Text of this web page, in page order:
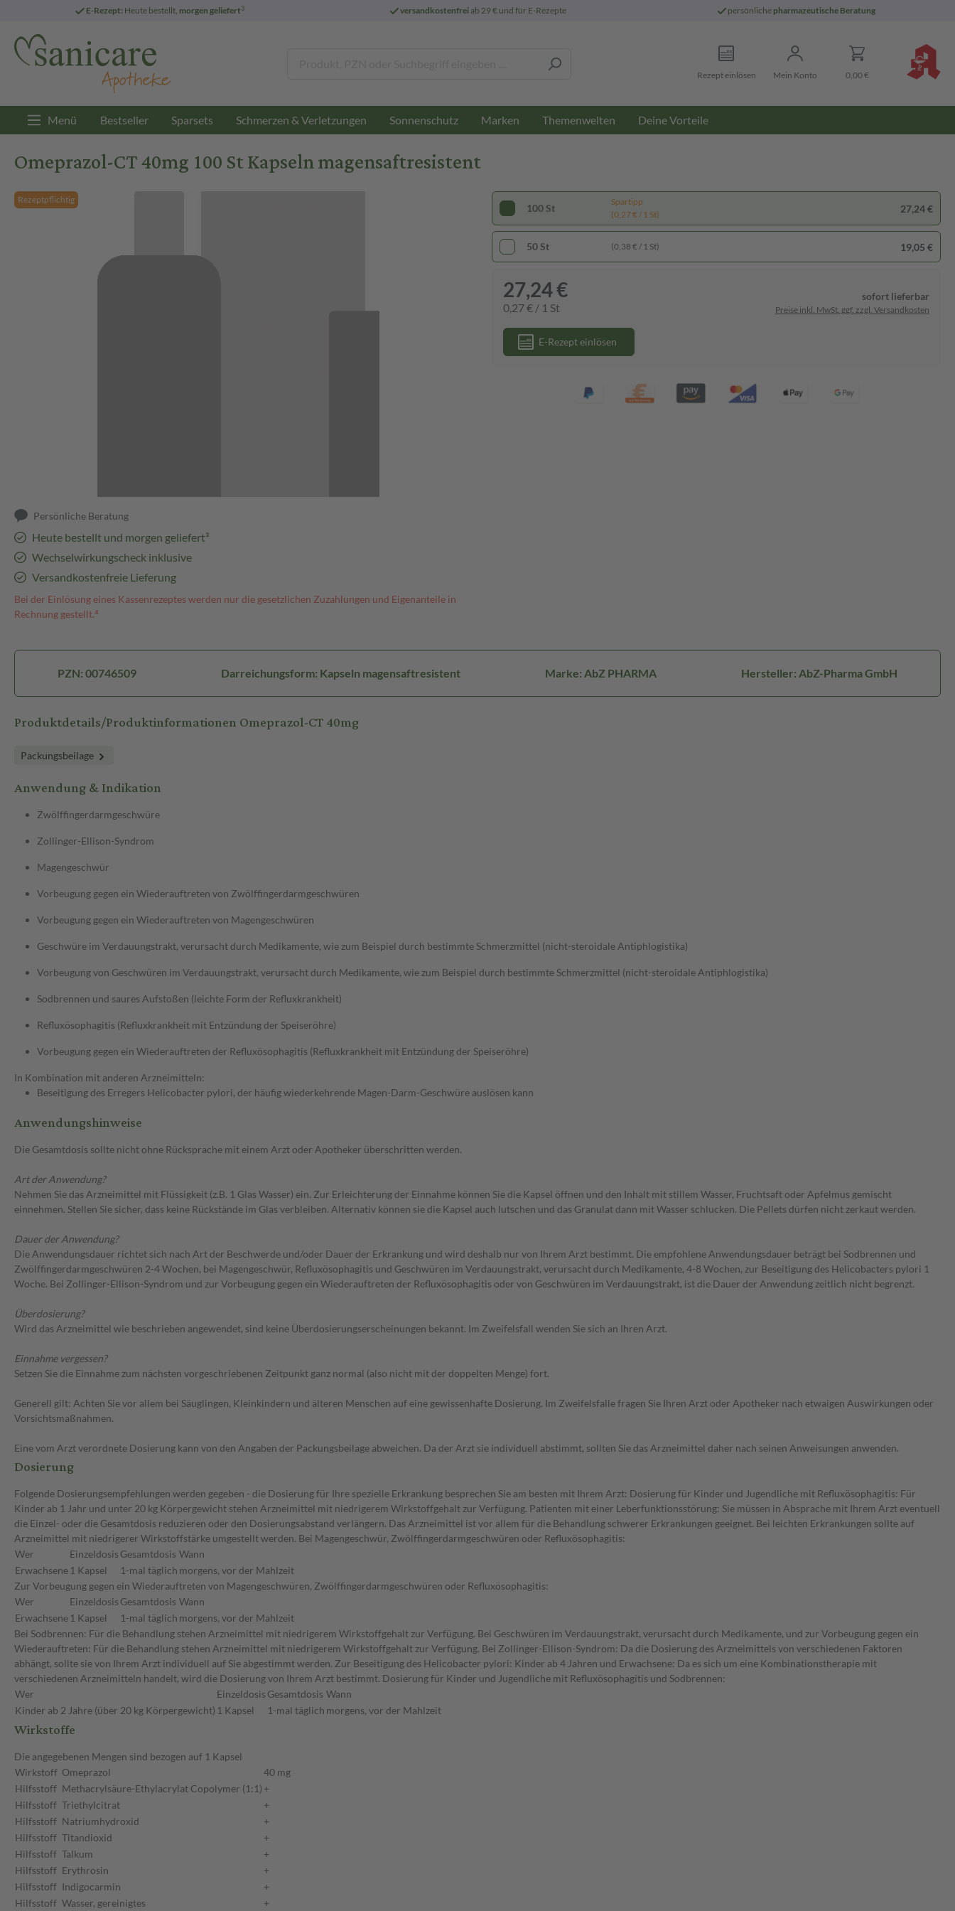
E-Rezept: Heute bestellt, morgen geliefert3 versandkostenfreiab 29 € und für E-Rezepte persönliche pharmazeutische Beratung
Rezept einlösen Mein Konto 0,00 €
Menü Bestseller Sparsets Schmerzen & Verletzungen Sonnenschutz Marken Themenwelten Deine Vorteile
Omeprazol-CT 40mg 100 St Kapseln magensaftresistent
Rezeptpflichtig
Persönliche Beratung
Heute bestellt und morgen geliefert³
Wechselwirkungscheck inklusive
Versandkostenfreie Lieferung
Bei der Einlösung eines Kassenrezeptes werden nur die gesetzlichen Zuzahlungen und Eigenanteile in
Rechnung gestellt.⁴
100 St
Spartipp
(0,27 € / 1 St)
27,24 €
50 St (0,38 € / 1 St) 19,05 €
27,24 €
0,27 € / 1 St
sofort lieferbar
Preise inkl. MwSt. ggf. zzgl. Versandkosten
E-Rezept einlösen
PZN: 00746509 Darreichungsform: Kapseln magensaftresistent Marke: AbZ PHARMA Hersteller: AbZ-Pharma GmbH
Produktdetails/Produktinformationen Omeprazol-CT 40mg
Packungsbeilage
Anwendung & Indikation
Zwölffingerdarmgeschwüre
Zollinger-Ellison-Syndrom
Magengeschwür
Vorbeugung gegen ein Wiederauftreten von Zwölffingerdarmgeschwüren
Vorbeugung gegen ein Wiederauftreten von Magengeschwüren
Geschwüre im Verdauungstrakt, verursacht durch Medikamente, wie zum Beispiel durch bestimmte Schmerzmittel (nicht-steroidale Antiphlogistika)
Vorbeugung von Geschwüren im Verdauungstrakt, verursacht durch Medikamente, wie zum Beispiel durch bestimmte Schmerzmittel (nicht-steroidale Antiphlogistika)
Sodbrennen und saures Aufstoßen (leichte Form der Refluxkrankheit)
Refluxösophagitis (Refluxkrankheit mit Entzündung der Speiseröhre)
Vorbeugung gegen ein Wiederauftreten der Refluxösophagitis (Refluxkrankheit mit Entzündung der Speiseröhre)
In Kombination mit anderen Arzneimitteln:
Beseitigung des Erregers Helicobacter pylori, der häufig wiederkehrende Magen-Darm-Geschwüre auslösen kann
Anwendungshinweise
Die Gesamtdosis sollte nicht ohne Rücksprache mit einem Arzt oder Apotheker überschritten werden.
Art der Anwendung?
Nehmen Sie das Arzneimittel mit Flüssigkeit (z.B. 1 Glas Wasser) ein. Zur Erleichterung der Einnahme können Sie die Kapsel öffnen und den Inhalt mit stillem Wasser, Fruchtsaft oder Apfelmus gemischt
einnehmen. Stellen Sie sicher, dass keine Rückstände im Glas verbleiben. Alternativ können sie die Kapsel auch lutschen und das Granulat dann mit Wasser schlucken. Die Pellets dürfen nicht zerkaut werden.
Dauer der Anwendung?
Die Anwendungsdauer richtet sich nach Art der Beschwerde und/oder Dauer der Erkrankung und wird deshalb nur von Ihrem Arzt bestimmt. Die empfohlene Anwendungsdauer beträgt bei Sodbrennen und
Zwölffingerdarmgeschwüren 2-4 Wochen, bei Magengeschwür, Refluxösophagitis und Geschwüren im Verdauungstrakt, verursacht durch Medikamente, 4-8 Wochen, zur Beseitigung des Helicobacters pylori 1
Woche. Bei Zollinger-Ellison-Syndrom und zur Vorbeugung gegen ein Wiederauftreten der Refluxösophagitis oder von Geschwüren im Verdauungstrakt, ist die Dauer der Anwendung zeitlich nicht begrenzt.
Überdosierung?
Wird das Arzneimittel wie beschrieben angewendet, sind keine Überdosierungserscheinungen bekannt. Im Zweifelsfall wenden Sie sich an Ihren Arzt.
Einnahme vergessen?
Setzen Sie die Einnahme zum nächsten vorgeschriebenen Zeitpunkt ganz normal (also nicht mit der doppelten Menge) fort.
Generell gilt: Achten Sie vor allem bei Säuglingen, Kleinkindern und älteren Menschen auf eine gewissenhafte Dosierung. Im Zweifelsfalle fragen Sie Ihren Arzt oder Apotheker nach etwaigen Auswirkungen oder
Vorsichtsmaßnahmen.
Eine vom Arzt verordnete Dosierung kann von den Angaben der Packungsbeilage abweichen. Da der Arzt sie individuell abstimmt, sollten Sie das Arzneimittel daher nach seinen Anweisungen anwenden.
Dosierung
Folgende Dosierungsempfehlungen werden gegeben - die Dosierung für Ihre spezielle Erkrankung besprechen Sie am besten mit Ihrem Arzt: Dosierung für Kinder und Jugendliche mit Refluxösophagitis: Für
Kinder ab 1 Jahr und unter 20 kg Körpergewicht stehen Arzneimittel mit niedrigerem Wirkstoffgehalt zur Verfügung. Patienten mit einer Leberfunktionsstörung: Sie müssen in Absprache mit Ihrem Arzt eventuell
die Einzel- oder die Gesamtdosis reduzieren oder den Dosierungsabstand verlängern. Das Arzneimittel ist vor allem für die Behandlung schwerer Erkrankungen geeignet. Bei leichten Erkrankungen sollte auf
Arzneimittel mit niedrigerer Wirkstoffstärke umgestellt werden. Bei Magengeschwür, Zwölffingerdarmgeschwüren oder Refluxösophagitis:
Wer
Einzeldosis Gesamtdosis Wann
Erwachsene 1 Kapsel 1-mal täglich morgens, vor der Mahlzeit
Zur Vorbeugung gegen ein Wiederauftreten von Magengeschwüren, Zwölffingerdarmgeschwüren oder Refluxösophagitis:
Wer
Einzeldosis Gesamtdosis Wann
Erwachsene 1 Kapsel 1-mal täglich morgens, vor der Mahlzeit
Bei Sodbrennen: Für die Behandlung stehen Arzneimittel mit niedrigerem Wirkstoffgehalt zur Verfügung. Bei Geschwüren im Verdauungstrakt, verursacht durch Medikamente, und zur Vorbeugung gegen ein
Wiederauftreten: Für die Behandlung stehen Arzneimittel mit niedrigerem Wirkstoffgehalt zur Verfügung. Bei Zollinger-Ellison-Syndrom: Da die Dosierung des Arzneimittels von verschiedenen Faktoren
abhängt, sollte sie von Ihrem Arzt individuell auf Sie abgestimmt werden. Zur Beseitigung des Helicobacter pylori: Kinder ab 4 Jahren und Erwachsene: Da es sich um eine Kombinationstherapie mit
verschiedenen Arzneimitteln handelt, wird die Dosierung von Ihrem Arzt bestimmt. Dosierung für Kinder und Jugendliche mit Refluxösophagitis und Sodbrennen:
Wer
Einzeldosis Gesamtdosis Wann
Kinder ab 2 Jahre (über 20 kg Körpergewicht) 1 Kapsel 1-mal täglich morgens, vor der Mahlzeit
Wirkstoffe
Die angegebenen Mengen sind bezogen auf 1 Kapsel
Wirkstoff Omeprazol
40 mg
Hilfsstoff Methacrylsäure-Ethylacrylat Copolymer (1:1) +
Hilfsstoff Triethylcitrat
+
Hilfsstoff Natriumhydroxid
+
Hilfsstoff Titandioxid
+
Hilfsstoff Talkum
+
Hilfsstoff Erythrosin
+
Hilfsstoff Indigocarmin
+
Hilfsstoff Wasser, gereinigtes
+